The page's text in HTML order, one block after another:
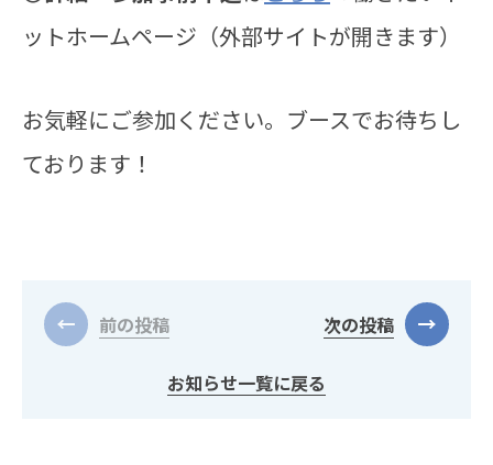
ットホームページ（外部サイトが開きます）
お気軽にご参加ください。ブースでお待ちし
ております！
前の投稿
お知らせ一覧に戻る
次の投稿